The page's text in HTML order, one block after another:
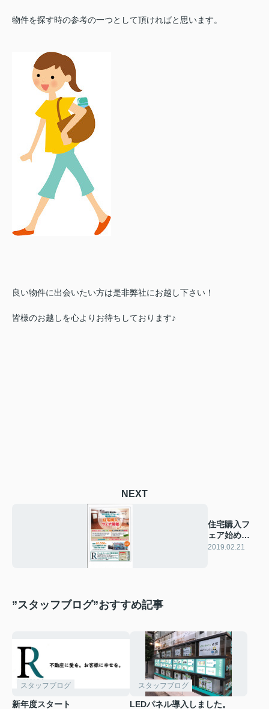
物件を探す時の参考の一つとして頂ければと思います。
良い物件に出会いたい方は是非弊社にお越し下さい！
皆様のお越しを心よりお待ちしております♪
NEXT
住宅購入フ
ェア始めま
した！
2019.02.21
”スタッフブログ”おすすめ記事
スタッフブログ
新年度スタート
スタッフブログ
LEDパネル導入しました。